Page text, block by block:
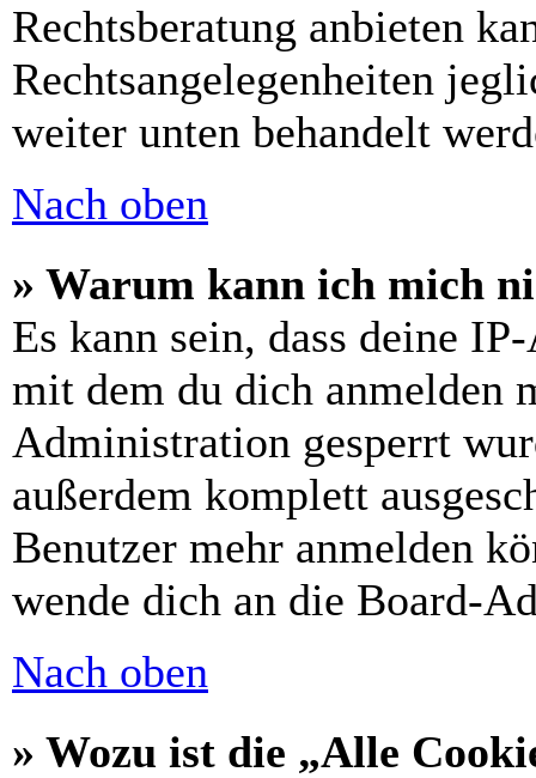
Rechtsberatung anbieten
Rechtsangelegenheiten
weiter unten behandelt
Nach oben
» Warum kann ich mich
Es kann sein, dass deine
mit dem du dich anmelden
Administration gesperrt
außerdem komplett
Benutzer mehr anmelden
wende dich an die Board-
Nach oben
» Wozu ist die „Alle